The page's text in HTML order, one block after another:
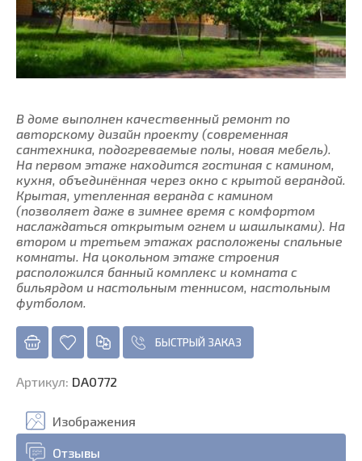
В доме выполнен качественный ремонт по
авторскому дизайн проекту (современная
сантехника, подогреваемые полы, новая мебель).
На первом этаже находится гостиная с камином,
кухня, объединённая через окно с крытой верандой.
Крытая, утепленная веранда с камином
(позволяет даже в зимнее время с комфортом
наслаждаться открытым огнем и шашлыками). На
втором и третьем этажах расположены спальные
комнаты. На цокольном этаже строения
расположился банный комплекс и комната с
бильярдом и настольным теннисом, настольным
футболом.
БЫСТРЫЙ ЗАКАЗ
Артикул: DA0772
Изображения
Отзывы